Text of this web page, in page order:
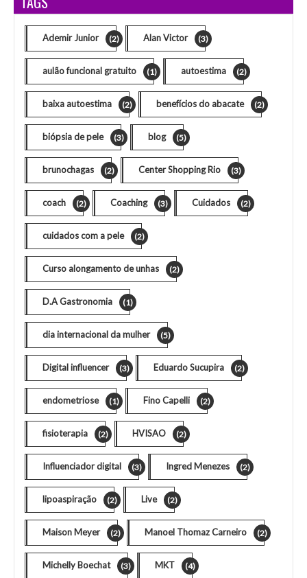
Ademir Junior (2) Alan Victor (3)
aulão funcional gratuito (1) autoestima (2)
baixa autoestima (2) benefícios do abacate (2)
biópsia de pele (3) blog (5)
brunochagas (2) Center Shopping Rio (3)
coach (2) Coaching (3) Cuidados (2)
cuidados com a pele (2)
Curso alongamento de unhas (2)
D.A Gastronomia (1)
dia internacional da mulher (5)
Digital influencer (3) Eduardo Sucupira (2)
endometriose (1) Fino Capelli (2)
fisioterapia (2) HVISAO (2)
Influenciador digital (3) Ingred Menezes (2)
lipoaspiração (2) Live (2)
Maison Meyer (2) Manoel Thomaz Carneiro (2)
Michelly Boechat (3) MKT (4)